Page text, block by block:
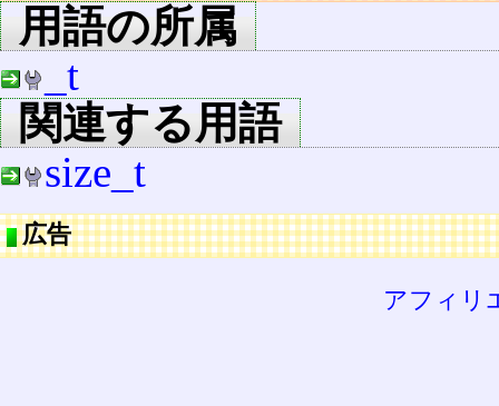
用語の所属
_t
関連する用語
size_t
広告
アフィリ